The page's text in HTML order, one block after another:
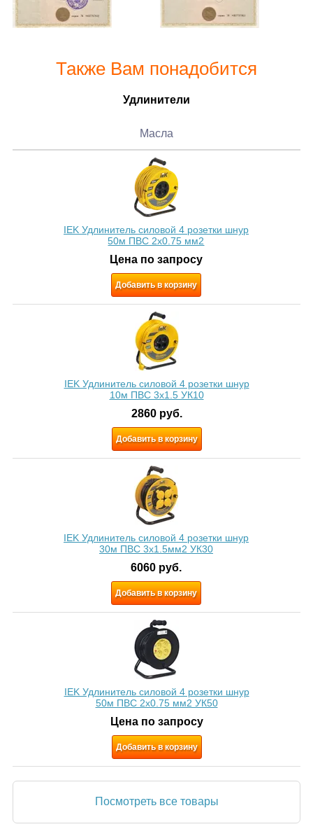
Также Вам понадобится
Удлинители
Масла
IEK Удлинитель силовой 4 розетки шнур
50м ПВС 2х0.75 мм2
Цена по запросу
Добавить в корзину
IEK Удлинитель силовой 4 розетки шнур
10м ПВС 3x1.5 УК10
2860 руб.
Добавить в корзину
IEK Удлинитель силовой 4 розетки шнур
30м ПВС 3х1.5мм2 УК30
6060 руб.
Добавить в корзину
IEK Удлинитель силовой 4 розетки шнур
50м ПВС 2х0.75 мм2 УК50
Цена по запросу
Добавить в корзину
Посмотреть все товары